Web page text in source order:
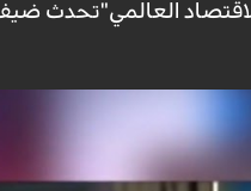
العالمي"تحدث